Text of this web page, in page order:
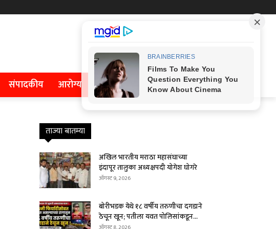
संपादकीय आरोग्य
ताज्या बातम्या
अखिल भारतीय मराठा महासंघाच्या
इंदापूर तालुका अध्यक्षपदी योगेश घोगरे
ऑगस्ट 9, 2026
बोरीभडक येथे १८ वर्षीय तरुणीचा दगडाने
ठेचून खून; पतीला यवत पोलिसांकडून...